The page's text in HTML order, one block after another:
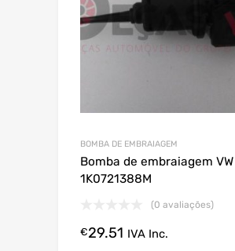
BOMBA DE EMBRAIAGEM
Bomba de embraiagem VW
1K0721388M
(0 avaliações)
€29.51 IVA Inc.